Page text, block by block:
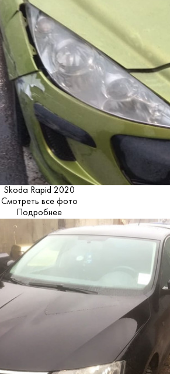
Skoda Rapid 2020
Смотреть все фото
Подробнее